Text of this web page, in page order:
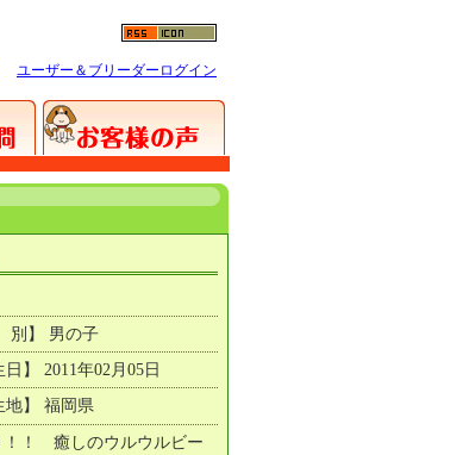
ユーザー＆ブリーダーログイン
別】 男の子
日】 2011年02月05日
地】 福岡県
！ 癒しのウルウルビー